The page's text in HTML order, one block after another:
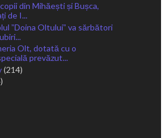
din Mihăești și Bușca,
de I...
ˮDoina Oltuluiˮ va sărbători
Olt, dotată cu o
prevăzut...
(214)